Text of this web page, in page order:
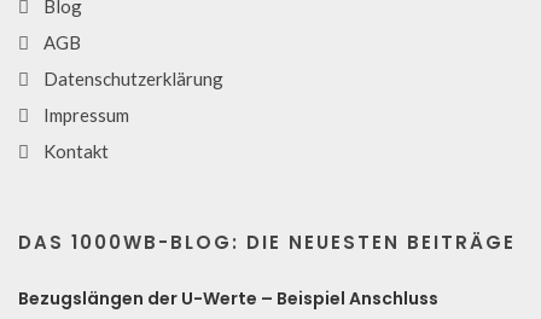
Blog
AGB
Datenschutzerklärung
Impressum
Kontakt
DAS 1000WB-BLOG: DIE NEUESTEN BEITRÄGE
Bezugslängen der U-Werte – Beispiel Anschluss